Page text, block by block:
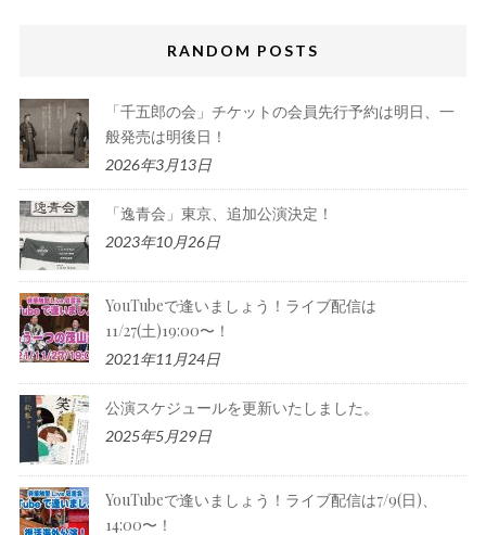
RANDOM POSTS
「千五郎の会」チケットの会員先行予約は明日、一
般発売は明後日！
2026年3月13日
「逸青会」東京、追加公演決定！
2023年10月26日
YouTubeで逢いましょう！ライブ配信は
11/27(土)19:00〜！
2021年11月24日
公演スケジュールを更新いたしました。
2025年5月29日
YouTubeで逢いましょう！ライブ配信は7/9(日)、
14:00〜！